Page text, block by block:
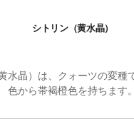
シトリン（黄水晶）
水晶）は、クォーツの変種
色から帯褐橙色を持ちます。